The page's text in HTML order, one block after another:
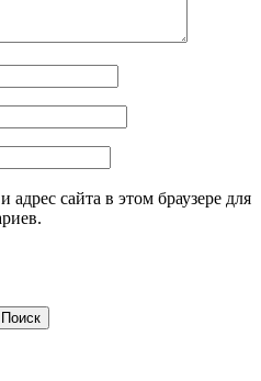
сайта в этом браузере для
Поиск